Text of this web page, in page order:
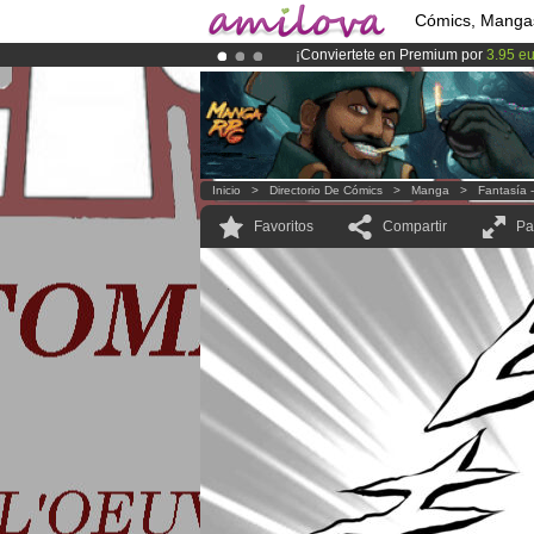
Cómics,
¡Conviertete en Premium por 3.95
¡El Kickstarter Amilova está
¡Ya tenemos 100000miembrosy
Inicio > Directorio De Cómics > Manga > Fantasía
Favoritos Compartir
.